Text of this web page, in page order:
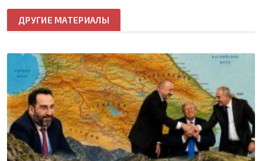
ДРУГИЕ МАТЕРИАЛЫ